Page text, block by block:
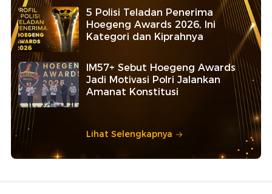
5 Polisi Teladan Penerima
Hoegeng Awards 2026, Ini
Kategori dan Kiprahnya
IM57+ Sebut Hoegeng Awards
Jadi Motivasi Polri Jalankan
Amanat Konstitusi
Lihat Selengkapnya